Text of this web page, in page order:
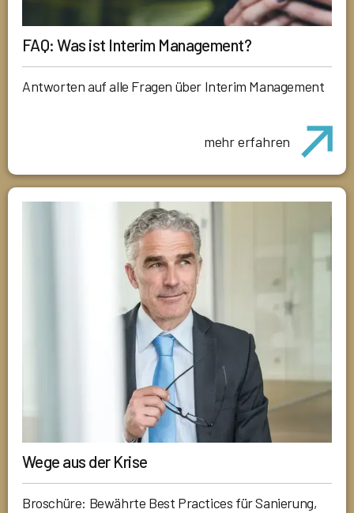
FAQ: Was ist Interim Management?
Antworten auf alle Fragen über Interim Management
mehr erfahren
Wege aus der Krise
Broschüre: Bewährte Best Practices für Sanierung,